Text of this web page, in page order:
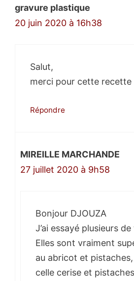
gravure plastique
20 juin 2020 à 16h38
Salut,
merci pour cette recette
Répondre
MIREILLE MARCHANDE
27 juillet 2020 à 9h58
Bonjour DJOUZA
J’ai essayé plusieurs
Elles sont vraiment
au abricot et
celle cerise et